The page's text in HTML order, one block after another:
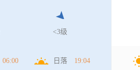
<3级
06:00 日落 19:04